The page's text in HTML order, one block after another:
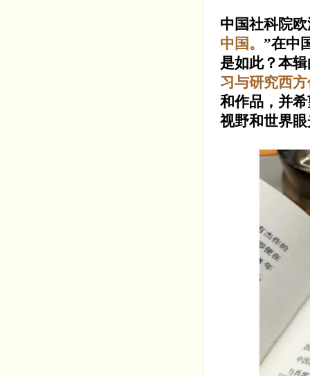
中国社科院
中国。 ”在中
是如此？本
习与研究西
和作品，并
视野和世界